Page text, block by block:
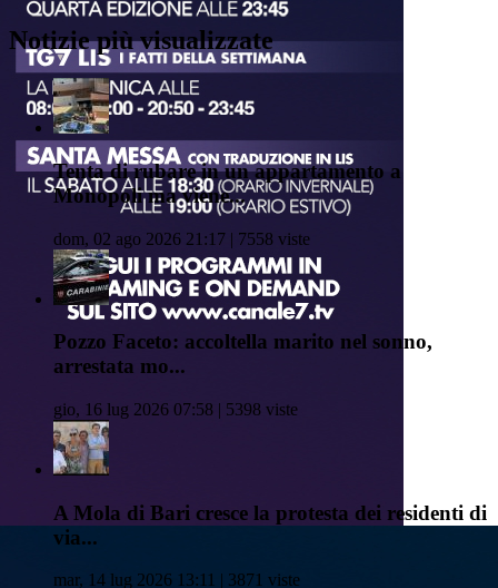
Notizie più visualizzate
Tenta di rubare in un appartamento a
Monopoli ma viene...
dom, 02 ago 2026 21:17 | 7558 viste
Pozzo Faceto: accoltella marito nel sonno,
arrestata mo...
gio, 16 lug 2026 07:58 | 5398 viste
A Mola di Bari cresce la protesta dei residenti di
via...
mar, 14 lug 2026 13:11 | 3871 viste